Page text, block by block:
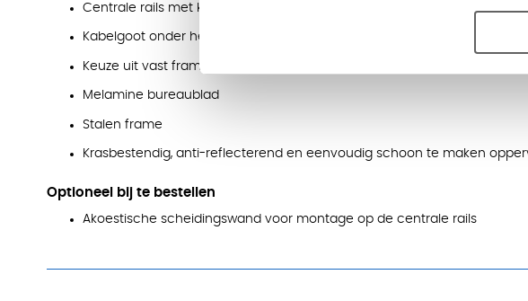
Centrale rails met kabeldoorvoer
Kabelgoot onder het bureaublad
Keuze uit vast frame van 76 cm of verstelbaar frame van 75 tot 85 cm
Melamine bureaublad
Stalen frame
Krasbestendig, anti-reflecterend en eenvoudig schoon te maken
Optioneel bij te bestellen
Akoestische scheidingswand voor montage op de centrale rails